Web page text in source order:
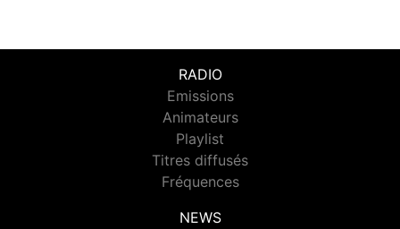
RADIO
Emissions
Animateurs
Playlist
Titres diffusés
Fréquences
NEWS